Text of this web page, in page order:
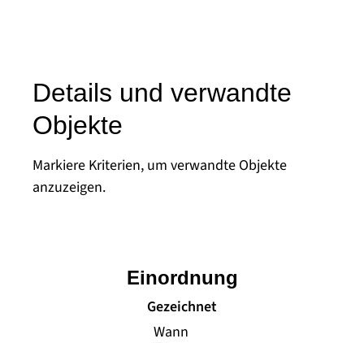
Details und verwandte
Objekte
Markiere Kriterien, um verwandte Objekte
anzuzeigen.
Gezeichnet
Wann
Einordnung